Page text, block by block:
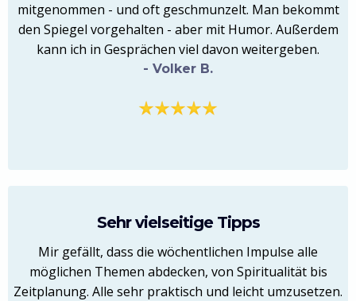
mitgenommen - und oft geschmunzelt. Man bekommt
den Spiegel vorgehalten - aber mit Humor. Außerdem
kann ich in Gesprächen viel davon weitergeben.
- Volker B.
Sehr vielseitige Tipps
Mir gefällt, dass die wöchentlichen Impulse alle
möglichen Themen abdecken, von Spiritualität bis
Zeitplanung. Alle sehr praktisch und leicht umzusetzen.